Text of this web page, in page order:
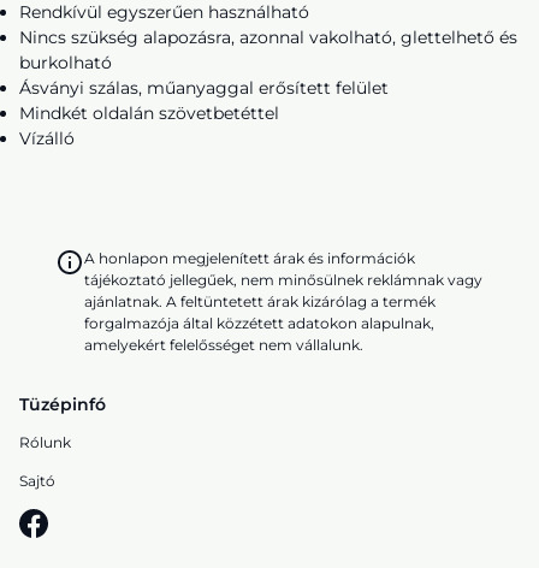
Rendkívül egyszerűen használható
Nincs szükség alapozásra, azonnal vakolható, glettelhető és
burkolható
Ásványi szálas, műanyaggal erősített felület
Mindkét oldalán szövetbetéttel
Vízálló
A honlapon megjelenített árak és információk
tájékoztató jellegűek, nem minősülnek reklámnak vagy
ajánlatnak. A feltüntetett árak kizárólag a termék
forgalmazója által közzétett adatokon alapulnak,
amelyekért felelősséget nem vállalunk.
Tüzépinfó
Rólunk
Sajtó